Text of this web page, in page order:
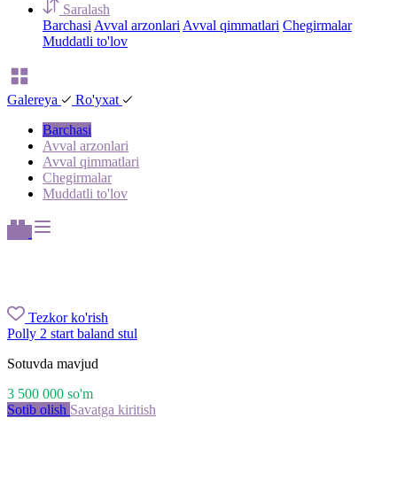
Saralash
Barchasi Avval arzonlari Avval qimmatlari Chegirmalar
Muddatli to'lov
Galereya
Ro'yxat
Barchasi
Avval arzonlari
Avval qimmatlari
Chegirmalar
Muddatli to'lov
Tezkor ko'rish
Polly 2 start baland stul
Sotuvda mavjud
3 500 000 so'm
Sotib olish Savatga kiritish